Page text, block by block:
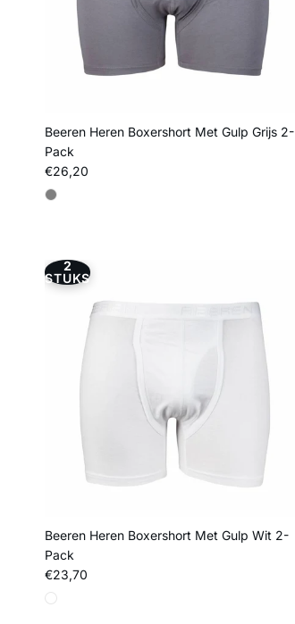
Beeren Heren Boxershort Met Gulp Grijs 2-
Pack
Reguliere prijs
€26,20
2
STUKS
Beeren Heren Boxershort Met Gulp Wit 2-
Pack
Reguliere prijs
€23,70